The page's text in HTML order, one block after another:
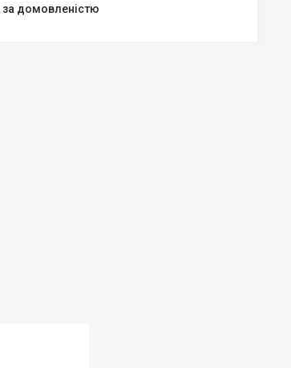
за домовленістю